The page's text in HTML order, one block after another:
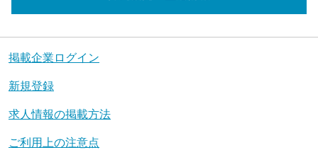
掲載企業ログイン
新規登録
求人情報の掲載方法
ご利用上の注意点